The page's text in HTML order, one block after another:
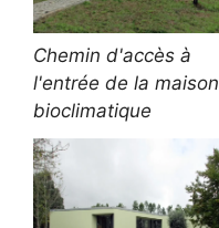
Chemin d'accès à
l'entrée de la maison
bioclimatique